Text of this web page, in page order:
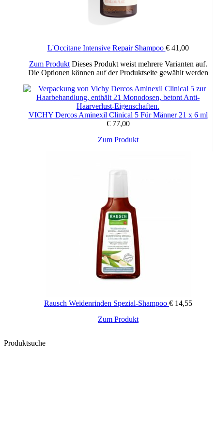
L'Occitane Intensive Repair Shampoo €41,00
Zum Produkt Dieses Produkt weist mehrere Varianten auf.
Die Optionen können auf der Produktseite gewählt werden
VICHY Dercos Aminexil Clinical 5 Für Männer 21 x 6 ml
€77,00
Zum Produkt
Rausch Weidenrinden Spezial-Shampoo € 14,55
Zum Produkt
Produktsuche